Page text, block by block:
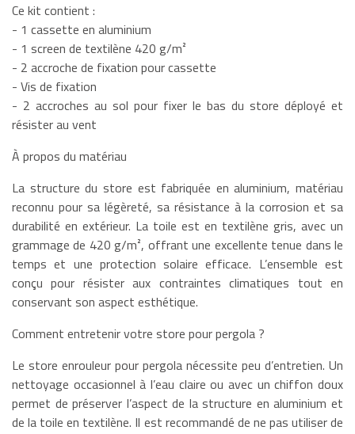
Ce kit contient :
- 1 cassette en aluminium
- 1 screen de textilène 420 g/m²
- 2 accroche de fixation pour cassette
- Vis de fixation
- 2 accroches au sol pour fixer le bas du store déployé et
résister au vent
À propos du matériau
La structure du store est fabriquée en aluminium, matériau
reconnu pour sa légèreté, sa résistance à la corrosion et sa
durabilité en extérieur. La toile est en textilène gris, avec un
grammage de 420 g/m², offrant une excellente tenue dans le
temps et une protection solaire efficace. L’ensemble est
conçu pour résister aux contraintes climatiques tout en
conservant son aspect esthétique.
Comment entretenir votre store pour pergola ?
Le store enrouleur pour pergola nécessite peu d’entretien. Un
nettoyage occasionnel à l’eau claire ou avec un chiffon doux
permet de préserver l’aspect de la structure en aluminium et
de la toile en textilène. Il est recommandé de ne pas utiliser de